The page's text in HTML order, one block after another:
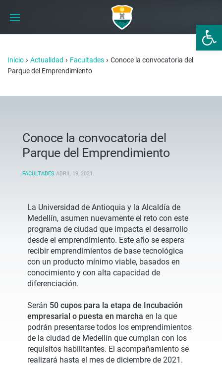
Abrir
Inicio › Actualidad › Facultades › Conoce la convocatoria del
Parque del Emprendimiento
Conoce la convocatoria del
Parque del Emprendimiento
FACULTADES ABRIL 19, 2021 .
La Universidad de Antioquia y la Alcaldía de
Medellín, asumen nuevamente el reto con este
programa de ciudad que impacta el desarrollo
desde el emprendimiento. Este año se espera
recibir emprendimientos de base tecnológica
con un producto mínimo viable, basados en
conocimiento y con alta capacidad de
diferenciación.
Serán 50 cupos para la etapa de Incubación
empresarial o puesta en marcha en la que
podrán presentarse todos los emprendimientos
de la ciudad de Medellín que cumplan con los
requisitos habilitantes. El acompañamiento se
realizará hasta el mes de diciembre de 2021.